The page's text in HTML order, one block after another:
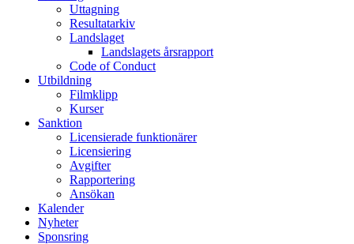
Uttagning
Resultatarkiv
Landslaget
Landslagets årsrapport
Code of Conduct
Utbildning
Filmklipp
Kurser
Sanktion
Licensierade funktionärer
Licensiering
Avgifter
Rapportering
Ansökan
Kalender
Nyheter
Sponsring